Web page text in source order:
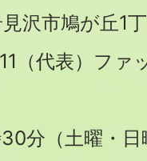
沢市鳩が丘1
（代表）フ
分（土曜・